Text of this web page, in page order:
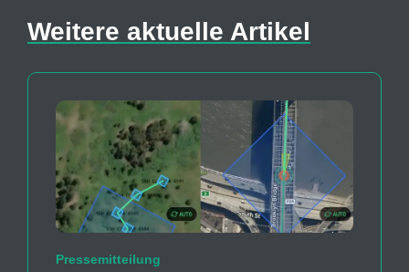
Weitere aktuelle Artikel
Pressemitteilung